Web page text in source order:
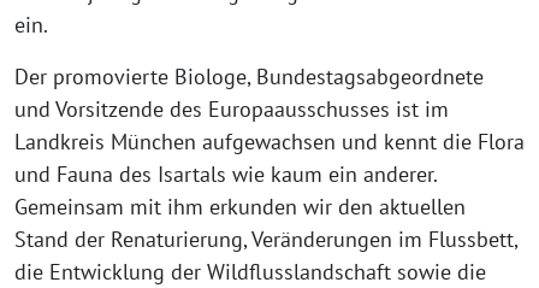
ein.
Der promovierte Biologe, Bundestagsabgeordnete
und Vorsitzende des Europaausschusses ist im
Landkreis München aufgewachsen und kennt die Flora
und Fauna des Isartals wie kaum ein anderer.
Gemeinsam mit ihm erkunden wir den aktuellen
Stand der Renaturierung, Veränderungen im Flussbett,
die Entwicklung der Wildflusslandschaft sowie die